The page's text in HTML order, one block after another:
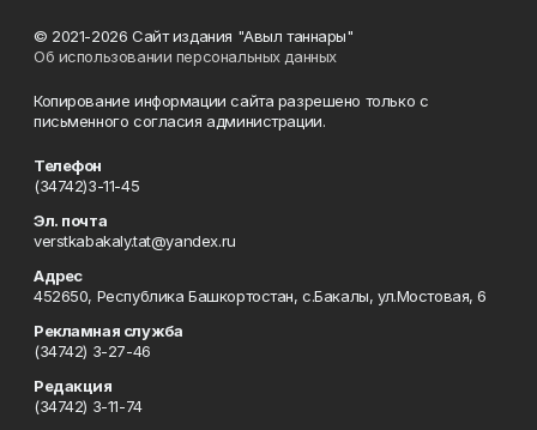
© 2021-2026 Сайт издания "Авыл таннары"
Об использовании персональных данных
Копирование информации сайта разрешено только с
письменного согласия администрации.
Телефон
(34742)3-11-45
Эл. почта
verstkabakaly.tat@yandex.ru
Адрес
452650, Республика Башкортостан, с.Бакалы, ул.Мостовая, 6
Рекламная служба
(34742) 3-27-46
Редакция
(34742) 3-11-74